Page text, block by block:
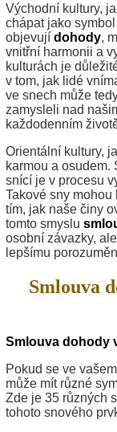
Východní kultury,
chápat jako
objevují dohody,
vnitřní harmonii a
kulturách je
v tom, jak lidé
ve snech může
zamysleli nad
každodenním
Orientální kultury,
karmou a osudem.
snící je v procesu
Takové sny
tím, jak naše činy
tomto smyslu
osobní závazky,
lepšímu
Smlouva
Smlouva dohody
Pokud se ve
může mít různé
Zde je 35 různých
tohoto snového